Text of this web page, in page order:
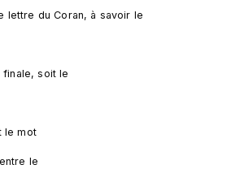
lettre du Coran, à savoir le
finale, soit le
le mot
le